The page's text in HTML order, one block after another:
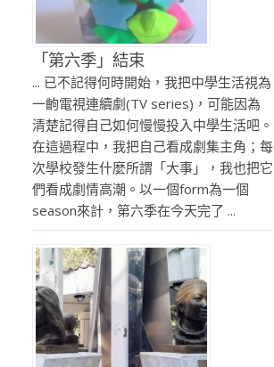
「第六季」結束
... 已不記得何時開始，我把中學生活視為
一齣電視連續劇(TV series)，可能因為
清楚記得自己如何慢慢投入中學生活吧。
在這過程中，我把自己看成劇集主角；每
次學校發生什麼所謂「大事」，我也把它
們看成劇情高潮。以一個form為一個
season來計，第六季在今天完了 ...